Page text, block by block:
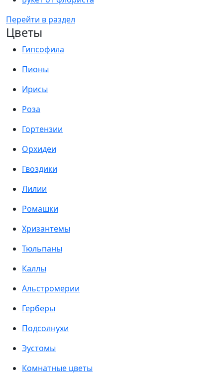
Перейти в раздел
Цветы
Гипсофила
Пионы
Ирисы
Роза
Гортензии
Орхидеи
Гвоздики
Лилии
Ромашки
Хризантемы
Тюльпаны
Каллы
Альстромерии
Герберы
Подсолнухи
Эустомы
Комнатные цветы